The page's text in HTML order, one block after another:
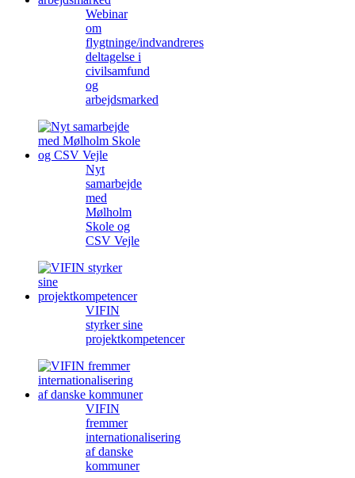
Webinar
om
flygtninge/indvandreres
deltagelse i
civilsamfund
og
arbejdsmarked
Nyt
samarbejde
med
Mølholm
Skole og
CSV Vejle
VIFIN
styrker sine
projektkompetencer
VIFIN
fremmer
internationalisering
af danske
kommuner